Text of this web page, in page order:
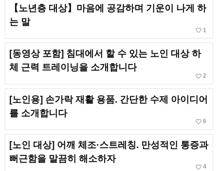
【노년층 대상】마음에 공감하며 기운이 나게 하
는 말
favorite_border 1
[동영상 포함] 침대에서 할 수 있는 노인 대상 하
체 근력 트레이닝을 소개합니다
favorite_border 2
[노인용] 손가락 재활 용품. 간단한 수제 아이디어
를 소개합니다
favorite_border 6
[노인 대상] 어깨 체조·스트레칭. 만성적인 통증과
뻐근함을 말끔히 해소하자
favorite_border 4